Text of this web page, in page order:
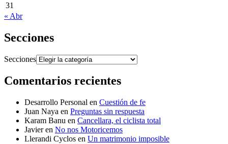
31
« Abr
Secciones
Secciones
Comentarios recientes
Desarrollo Personal en Cuestión de fe
Juan Naya en Preguntas sin respuesta
Karam Banu en Cancellara, el ciclista total
Javieren No nos Motoricemos
Llerandi Cyclos en Un matrimonio imposible